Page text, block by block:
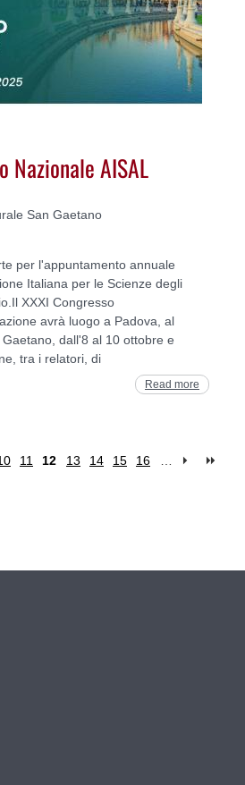
Nazionale AISAL
San Gaetano
per l'appuntamento annuale
Italiana per le Scienze degli
XXXI Congresso
avrà luogo a Padova, al
dall'8 al 10 ottobre e
tra i relatori, di
Read more
11 12 13 14 15 16